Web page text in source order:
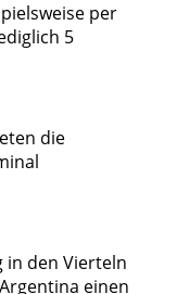
per
5
die
in den Vierteln
einen